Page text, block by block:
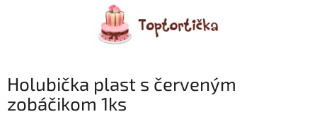
Holubička plast s červeným
zobáčikom 1ks